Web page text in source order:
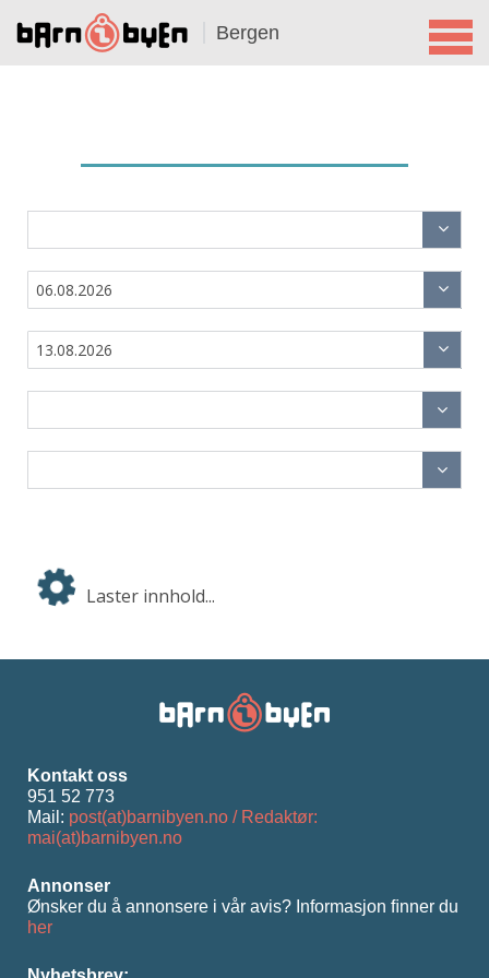
Bergen
Laster innhold...
Kontakt oss
951 52 773
Mail: post(at)barnibyen.no / Redaktør:
mai(at)barnibyen.no
Annonser
Ønsker du å annonsere i vår avis? Informasjon ﬁnner du
her